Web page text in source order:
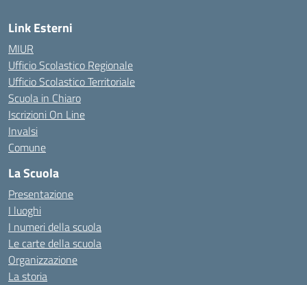
Link Esterni
MIUR
Ufficio Scolastico Regionale
Ufficio Scolastico Territoriale
Scuola in Chiaro
Iscrizioni On Line
Invalsi
Comune
La Scuola
Presentazione
I luoghi
I numeri della scuola
Le carte della scuola
Organizzazione
La storia